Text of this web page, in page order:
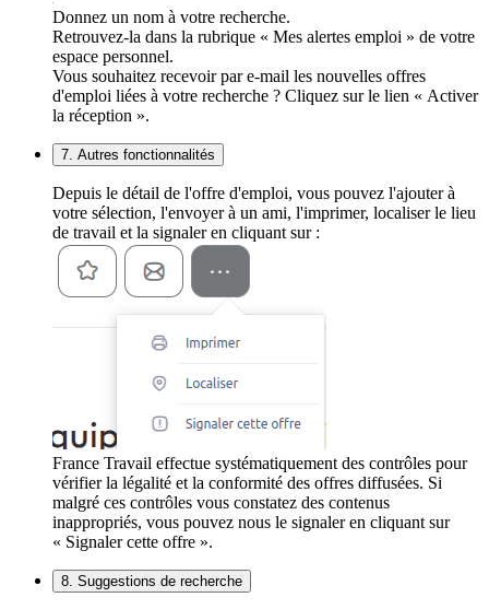
Donnez un nom à votre recherche.
Retrouvez-la dans la rubrique « Mes alertes emploi » de votre
espace personnel.
Vous souhaitez recevoir par e-mail les nouvelles offres
d'emploi liées à votre recherche ? Cliquez sur le lien « Activer
la réception ».
7. Autres fonctionnalités
Depuis le détail de l'offre d'emploi, vous pouvez l'ajouter à
votre sélection, l'envoyer à un ami, l'imprimer, localiser le lieu
de travail et la signaler en cliquant sur :
France Travail effectue systématiquement des contrôles pour
vérifier la légalité et la conformité des offres diffusées. Si
malgré ces contrôles vous constatez des contenus
inappropriés, vous pouvez nous le signaler en cliquant sur
« Signaler cette offre ».
8. Suggestions de recherche